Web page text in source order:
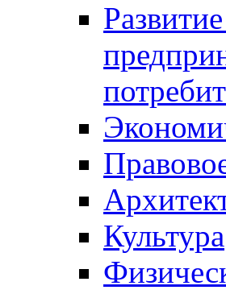
Культура